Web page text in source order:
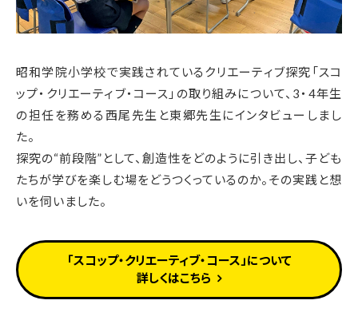
昭和学院小学校で実践されているクリエーティブ探究「スコ
ップ・クリエーティブ・コース」の取り組みについて、3・4年生
の担任を務める西尾先生と東郷先生にインタビューしまし
た。
探究の“前段階”として、創造性をどのように引き出し、子ども
たちが学びを楽しむ場をどうつくっているのか。 その実践と想
いを伺いました。
「スコップ・クリエーティブ・コース」について
詳しくはこちら